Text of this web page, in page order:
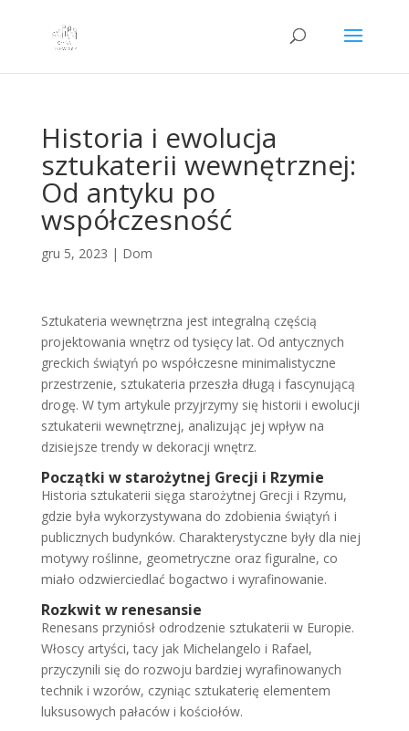
Historia i ewolucja
sztukaterii wewnętrznej:
Od antyku po
współczesność
gru 5, 2023 | Dom
Sztukateria wewnętrzna jest integralną częścią
projektowania wnętrz od tysięcy lat. Od antycznych
greckich świątyń po współczesne minimalistyczne
przestrzenie, sztukateria przeszła długą i fascynującą
drogę. W tym artykule przyjrzymy się historii i ewolucji
sztukaterii wewnętrznej, analizując jej wpływ na
dzisiejsze trendy w dekoracji wnętrz.
Początki w starożytnej Grecji i Rzymie
Historia sztukaterii sięga starożytnej Grecji i Rzymu,
gdzie była wykorzystywana do zdobienia świątyń i
publicznych budynków. Charakterystyczne były dla niej
motywy roślinne, geometryczne oraz figuralne, co
miało odzwierciedlać bogactwo i wyrafinowanie.
Rozkwit w renesansie
Renesans przyniósł odrodzenie sztukaterii w Europie.
Włoscy artyści, tacy jak Michelangelo i Rafael,
przyczynili się do rozwoju bardziej wyrafinowanych
technik i wzorów, czyniąc sztukaterię elementem
luksusowych pałaców i kościołów.